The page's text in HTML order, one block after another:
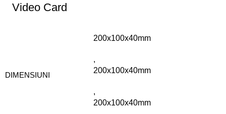
Video Card
DIMENSIUNI
200x100x40mm
,
200x100x40mm
,
200x100x40mm